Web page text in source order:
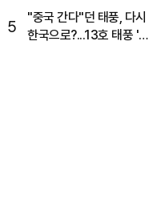
5
"중국 간다"던 태풍, 다시
한국으로?...13호 태풍 '돌